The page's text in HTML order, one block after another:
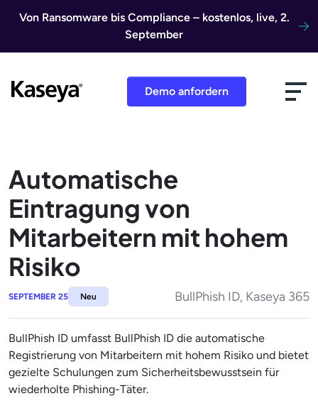
Von Ransomware bis Compliance – kostenlos, live, 2.
September
Demo anfordern
Automatische
Eintragung von
Mitarbeitern mit hohem
Risiko
SEPTEMBER 25 Neu BullPhish ID, Kaseya 365
BullPhish ID umfasst BullPhish ID die automatische
Registrierung von Mitarbeitern mit hohem Risiko und bietet
gezielte Schulungen zum Sicherheitsbewusstsein für
wiederholte Phishing-Täter.